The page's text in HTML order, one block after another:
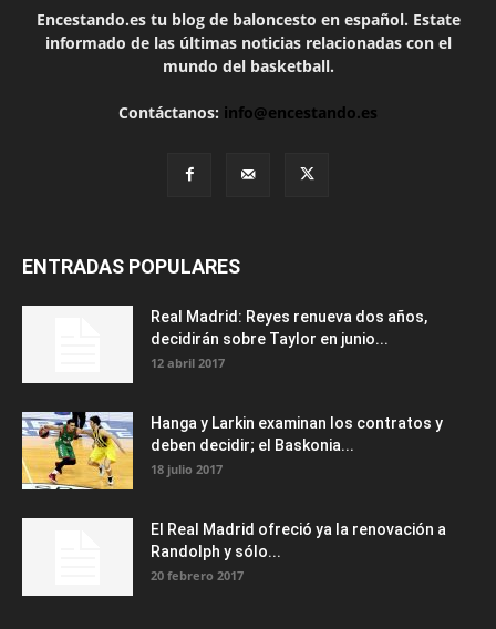
Encestando.es tu blog de baloncesto en español. Estate
informado de las últimas noticias relacionadas con el
mundo del basketball.
Contáctanos: info@encestando.es
ENTRADAS POPULARES
Real Madrid: Reyes renueva dos años,
decidirán sobre Taylor en junio...
12 abril 2017
Hanga y Larkin examinan los contratos y
deben decidir; el Baskonia...
18 julio 2017
El Real Madrid ofreció ya la renovación a
Randolph y sólo...
20 febrero 2017